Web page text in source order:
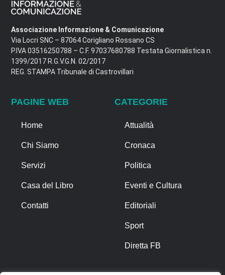
Associazione Informazione & Comunicazione
Via Locri SNC – 87064 Corigliano Rossano CS
P.IVA 03516250788 – C.F. 97037680788 Testata Giornalistica n.
1399/2017 R.G.V.G.N. 02/2017
REG. STAMPA Tribunale di Castrovillari
PAGINE WEB
Home
Chi Siamo
Servizi
Casa del Libro
Contatti
CATEGORIE
Attualità
Cronaca
Politica
Eventi e Cultura
Editoriali
Sport
Diretta FB